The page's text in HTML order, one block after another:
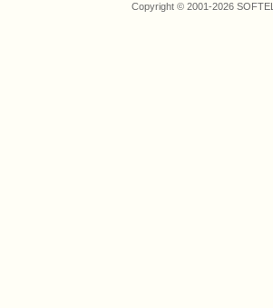
Copyright © 2001-2026 SOFTEL